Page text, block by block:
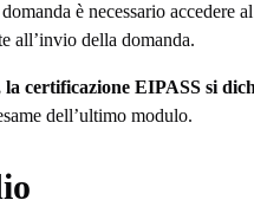
è necessario accedere
all’invio della domanda.
certificazione EIPASS si
dell’ultimo modulo.